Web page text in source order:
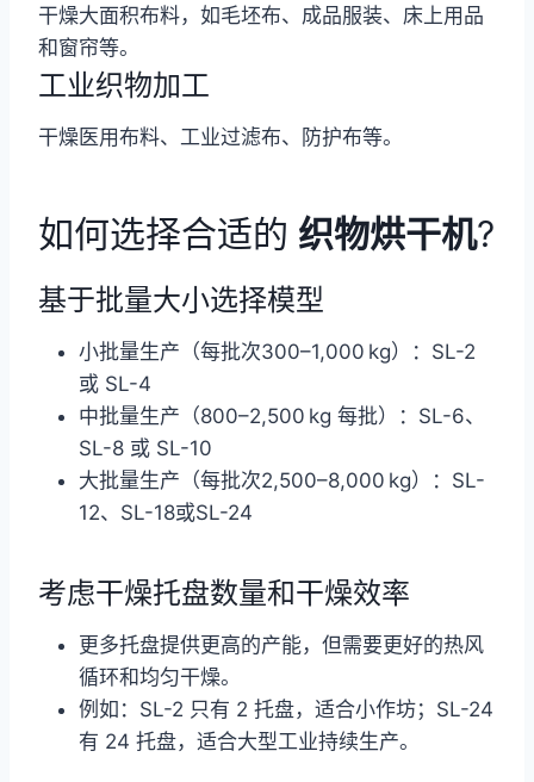
干燥大面积布料，如毛坯布、成品服装、床上用品
和窗帘等。
工业织物加工
干燥医用布料、工业过滤布、防护布等。
如何选择合适的 织物烘干机?
基于批量大小选择模型
小批量生产（每批次300–1,000 kg）：SL-2
或 SL-4
中批量生产（800–2,500 kg 每批）：SL-6、
SL-8 或 SL-10
大批量生产（每批次2,500–8,000 kg）：SL-
12、SL-18或SL-24
考虑干燥托盘数量和干燥效率
更多托盘提供更高的产能，但需要更好的热风
循环和均匀干燥。
例如：SL-2 只有 2 托盘，适合小作坊；SL-24
有 24 托盘，适合大型工业持续生产。